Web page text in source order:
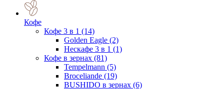
Кофе
Кофе 3 в 1 (14)
Golden Eagle (2)
Нескафе 3 в 1 (1)
Кофе в зернах (81)
Tempelmann (5)
Broceliande (19)
BUSHIDO в зернах (6)